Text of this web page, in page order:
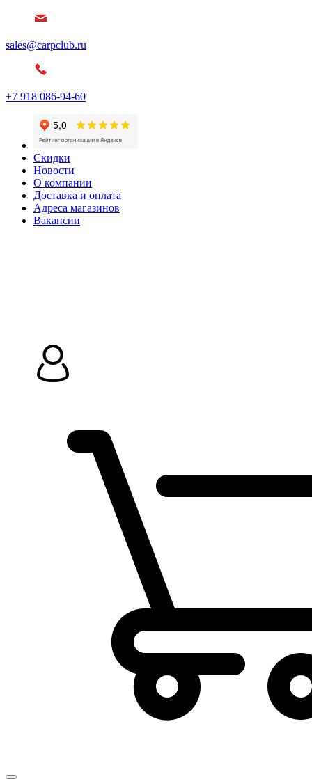
sales@carpclub.ru
+7 918 086-94-60
Скидки
Новости
О компании
Доставка и оплата
Адреса магазинов
Вакансии